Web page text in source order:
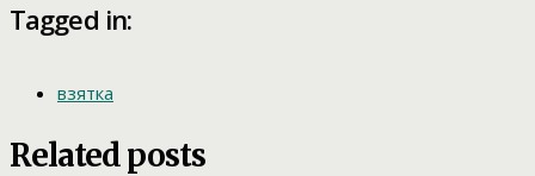
Tagged in:
взятка
Related posts